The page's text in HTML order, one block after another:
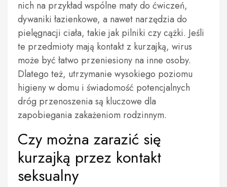
nich na przykład wspólne maty do ćwiczeń,
dywaniki łazienkowe, a nawet narzędzia do
pielęgnacji ciała, takie jak pilniki czy cążki. Jeśli
te przedmioty mają kontakt z kurzajką, wirus
może być łatwo przeniesiony na inne osoby.
Dlatego też, utrzymanie wysokiego poziomu
higieny w domu i świadomość potencjalnych
dróg przenoszenia są kluczowe dla
zapobiegania zakażeniom rodzinnym.
Czy można zarazić się
kurzajką przez kontakt
seksualny